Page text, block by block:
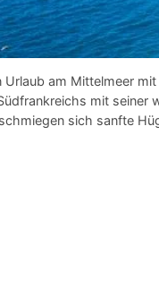
Urlaub am Mittelmeer
mit seiner
sich sanfte